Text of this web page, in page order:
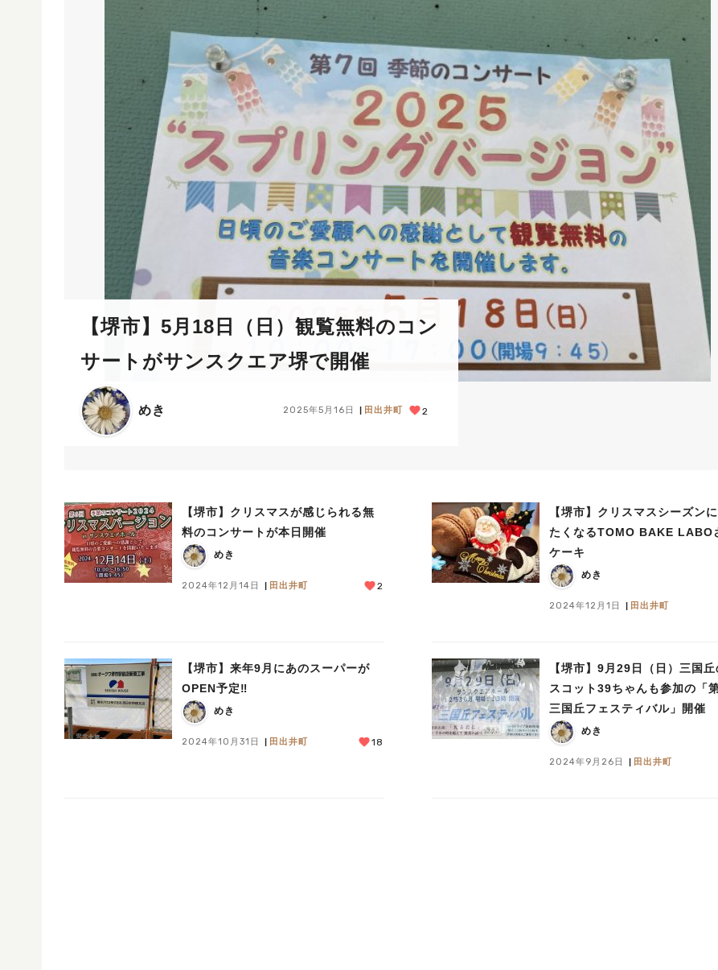
【堺市】5月18日（日）観覧無料のコン
サートがサンスクエア堺で開催
めき 2025年5月16日 田出井町 2
【堺市】クリスマスが感じられる無
料のコンサートが本日開催
めき
2024年12月14日 田出井町 2
【堺市】クリスマスシーズン
たくなるTOMO BAKE LABO
ケーキ
めき
2024年12月1日 田出井町
【堺市】来年9月にあのスーパーが
OPEN予定‼︎
めき
2024年10月31日 田出井町 18
【堺市】9月29日（日）三国丘
スコット39ちゃんも参加の「
三国丘フェスティバル」開催
めき
2024年9月26日 田出井町